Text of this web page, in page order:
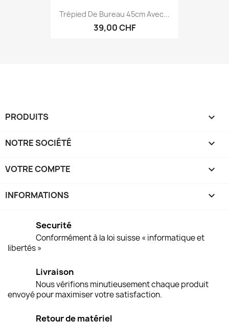
Trépied De Bureau 45cm Avec...
39,00 CHF
PRODUITS 
NOTRE SOCIÉTÉ 
VOTRE COMPTE 
INFORMATIONS keyboard_arrow_down
Securité
Conformément à la loi suisse « informatique et
libertés »
Livraison
Nous vérifions minutieusement chaque produit
envoyé pour maximiser votre satisfaction.
Retour de matériel